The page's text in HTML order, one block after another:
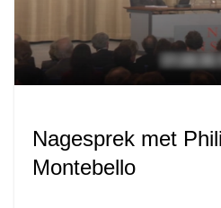
Nagesprek met
Montebello